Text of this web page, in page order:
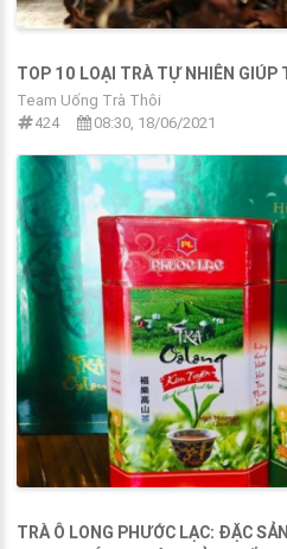
TOP 10 LOẠI TRÀ TỰ NHIÊN GIÚP
Team Uống Trà Thôi
424
08:30, 18/06/2021
TRÀ Ô LONG PHƯỚC LẠC: ĐẶC